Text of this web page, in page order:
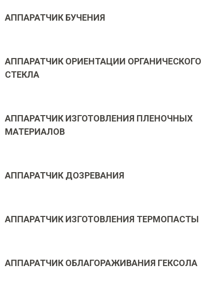
АППАРАТЧИК БУЧЕНИЯ
АППАРАТЧИК ОРИЕНТАЦИИ ОРГАНИЧЕСКОГО
СТЕКЛА
АППАРАТЧИК ИЗГОТОВЛЕНИЯ ПЛЕНОЧНЫХ
МАТЕРИАЛОВ
АППАРАТЧИК ДОЗРЕВАНИЯ
АППАРАТЧИК ИЗГОТОВЛЕНИЯ ТЕРМОПАСТЫ
АППАРАТЧИК ОБЛАГОРАЖИВАНИЯ ГЕКСОЛА